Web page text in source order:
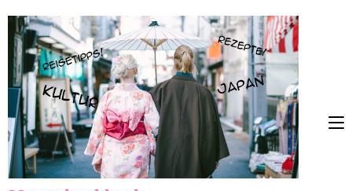
content
(Press
Enter)